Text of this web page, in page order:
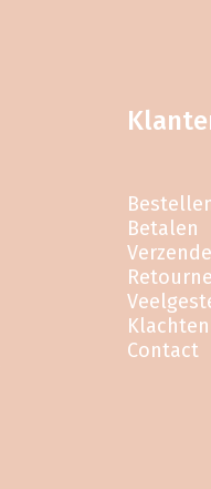
Betalen
Klachten
Contact